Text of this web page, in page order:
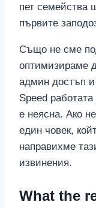
пет семейства
първите
Също не сме
оптимизираме
админ достъп и
Speed работата
е неясна. Ако
един човек,
направихме
извинения.
What the